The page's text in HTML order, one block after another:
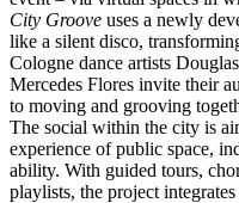
City Groove uses a newly
like a silent disco,
Cologne dance artists
Mercedes Flores invite their
to moving and grooving
The social within the city is
experience of public space,
ability. With guided tours,
playlists, the project